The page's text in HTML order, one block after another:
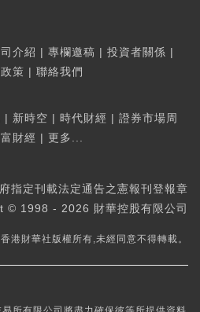
介紹 | 專欄邀稿 | 投資者關係 |
策 | 聯絡我們
| 新時空 | 時代財經 | 證券市場周
財經 | 更多...
指定刊載法定通告之憲報刊登報章
© 1998 - 2026 財華控股有限公司
香港財華社版權所有,未經同意不得轉載。